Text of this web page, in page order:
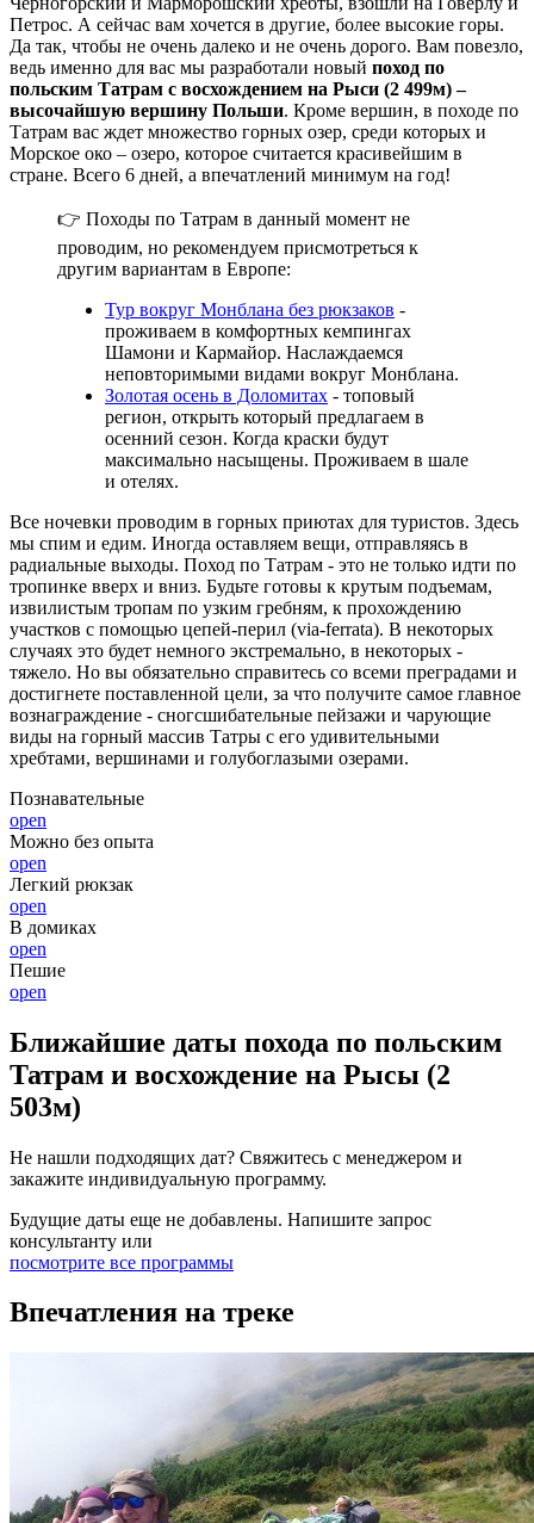
Петрос. А сейчас вам хочется в другие, более высокие горы.
Да так, чтобы не очень далеко и не очень дорого. Вам повезло,
ведь именно для вас мы разработали новый поход по
польским Татрам с восхождением на Рыси (2 499м) –
высочайшую вершину Польши. Кроме вершин, в походе по
Татрам вас ждет множество горных озер, среди которых и
Морское око – озеро, которое считается красивейшим в
стране. Всего 6 дней, а впечатлений минимум на год!
👉 Походы по Татрам в данный момент не
проводим, но рекомендуем присмотреться к
другим вариантам в Европе:
Тур вокруг Монблана без рюкзаков -
проживаем в комфортных кемпингах
Шамони и Кармайор. Наслаждаемся
неповторимыми видами вокруг Монблана.
Золотая осень в Доломитах - топовый
регион, открыть который предлагаем в
осенний сезон. Когда краски будут
максимально насыщены. Проживаем в шале
и отелях.
Все ночевки проводим в горных приютах для туристов. Здесь
мы спим и едим. Иногда оставляем вещи, отправляясь в
радиальные выходы. Поход по Татрам - это не только идти по
тропинке вверх и вниз. Будьте готовы к крутым подъемам,
извилистым тропам по узким гребням, к прохождению
участков с помощью цепей-перил (via-ferrata). В некоторых
случаях это будет немного экстремально, в некоторых -
тяжело. Но вы обязательно справитесь со всеми преградами и
достигнете поставленной цели, за что получите самое главное
вознаграждение - сногсшибательные пейзажи и чарующие
виды на горный массив Татры с его удивительными
хребтами, вершинами и голубоглазыми озерами.
Познавательные
open
Можно без опыта
open
Легкий рюкзак
open
В домиках
open
Пешие
open
Ближайшие даты похода по польским
Татрам и восхождение на Рысы (2
503м)
Не нашли подходящих дат? Свяжитесь с менеджером и
закажите индивидуальную программу.
Будущие даты еще не добавлены. Напишите запрос
консультанту или
посмотрите все программы
Впечатления на треке